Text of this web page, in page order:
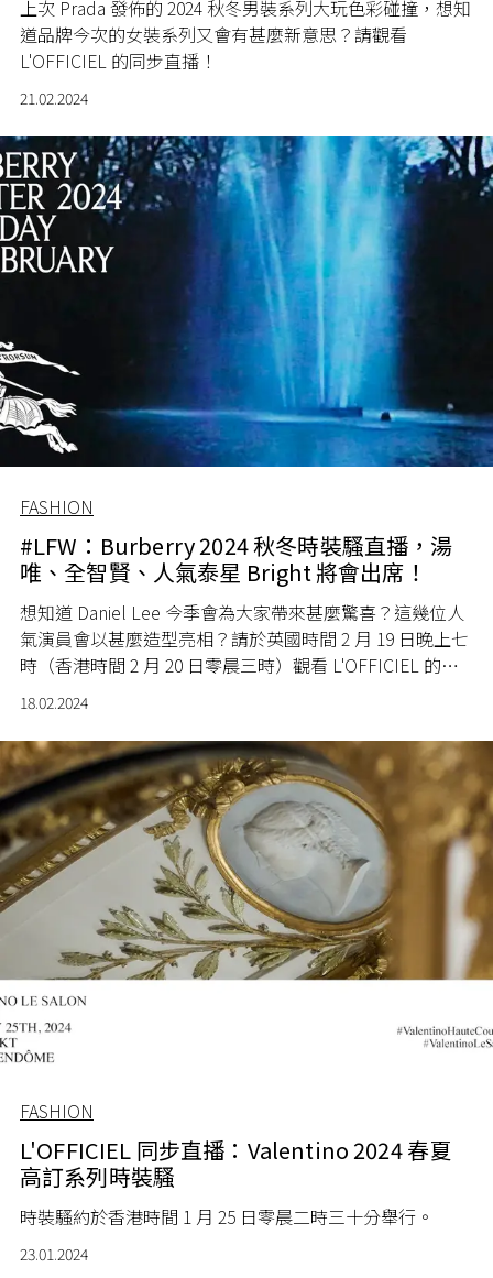
上次 Prada 發佈的 2024 秋冬男裝系列大玩色彩碰撞，想知
道品牌今次的女裝系列又會有甚麼新意思？請觀看
L'OFFICIEL 的同步直播！
21.02.2024
FASHION
#LFW：Burberry 2024 秋冬時裝騷直播，湯
唯、全智賢、人氣泰星 Bright 將會出席！
想知道 Daniel Lee 今季會為大家帶來甚麼驚喜？這幾位人
氣演員會以甚麼造型亮相？請於英國時間 2 月 19 日晚上七
時（香港時間 2 月 20 日零晨三時）觀看 L'OFFICIEL 的同
步直播！
18.02.2024
FASHION
L'OFFICIEL 同步直播：Valentino 2024 春夏
高訂系列時裝騷
時裝騷約於香港時間 1 月 25 日零晨二時三十分舉行。
23.01.2024